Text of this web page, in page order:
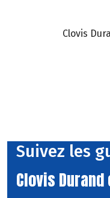
Clovis
Suivez les
Clovis